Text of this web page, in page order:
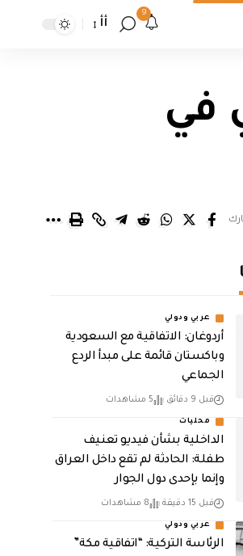
9
أأ
في
عربي ودولي
أردوغان: الاتفاقية مع السعودية
وباكستان قائمة على مبدأ الردع
الجماعي
قبل 9 دقائق 5 مشاهدات
محليات
الداخلية بشأن فيديو تعنيف
طفلة: الحادثة لم تقع داخل العراق
وإنما بإحدى دول الجوار
قبل 15 دقيقة 8 مشاهدات
عربي ودولي
الرئاسة التركية: “اتفاقية مكة”